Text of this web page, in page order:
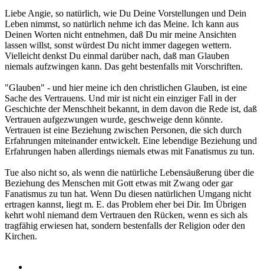
Liebe Angie, so natürlich, wie Du Deine Vorstellungen und Dein
Leben nimmst, so natürlich nehme ich das Meine. Ich kann aus
Deinen Worten nicht entnehmen, daß Du mir meine Ansichten
lassen willst, sonst würdest Du nicht immer dagegen wettern.
Vielleicht denkst Du einmal darüber nach, daß man Glauben
niemals aufzwingen kann. Das geht bestenfalls mit Vorschriften.
"Glauben" - und hier meine ich den christlichen Glauben, ist eine
Sache des Vertrauens. Und mir ist nicht ein einziger Fall in der
Geschichte der Menschheit bekannt, in dem davon die Rede ist, daß
Vertrauen aufgezwungen wurde, geschweige denn könnte.
Vertrauen ist eine Beziehung zwischen Personen, die sich durch
Erfahrungen miteinander entwickelt. Eine lebendige Beziehung und
Erfahrungen haben allerdings niemals etwas mit Fanatismus zu tun.
Tue also nicht so, als wenn die natürliche Lebensäußerung über die
Beziehung des Menschen mit Gott etwas mit Zwang oder gar
Fanatismus zu tun hat. Wenn Du diesen natürlichen Umgang nicht
ertragen kannst, liegt m. E. das Problem eher bei Dir. Im Übrigen
kehrt wohl niemand dem Vertrauen den Rücken, wenn es sich als
tragfähig erwiesen hat, sondern bestenfalls der Religion oder den
Kirchen.